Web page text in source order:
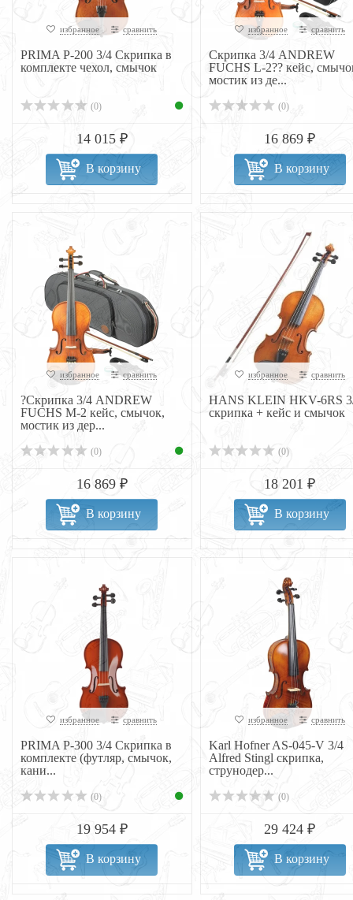
избранное сравнить
PRIMA P-200 3/4 Скрипка в
комплекте чехол, смычок
(0)
14 015 ₽
В корзину
избранное сравнить
Скрипка 3/4 ANDREW
FUCHS L-2?? кейс,
мостик из де...
(0)
16 869 ₽
В корзину
избранное сравнить
?Скрипка 3/4 ANDREW
FUCHS M-2 кейс, смычок,
мостик из дер...
(0)
16 869 ₽
В корзину
избранное сравнить
HANS KLEIN HKV-6RS
скрипка + кейс и смычок
(0)
18 201 ₽
В корзину
избранное сравнить
PRIMA P-300 3/4 Скрипка в
комплекте (футляр, смычок,
кани...
(0)
19 954 ₽
В корзину
избранное сравнить
Karl Hofner AS-045-V 3/4
Alfred Stingl скрипка,
струнодер...
(0)
29 424 ₽
В корзину